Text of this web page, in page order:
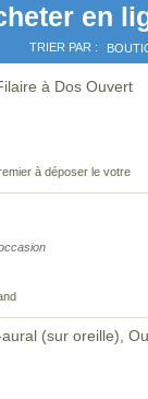
en
TRIER PAR :
à Dos Ouvert
à déposer le votre
(sur oreille),